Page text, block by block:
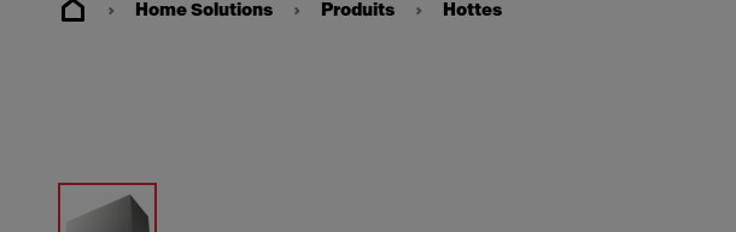
Home Solutions Produits Hottes